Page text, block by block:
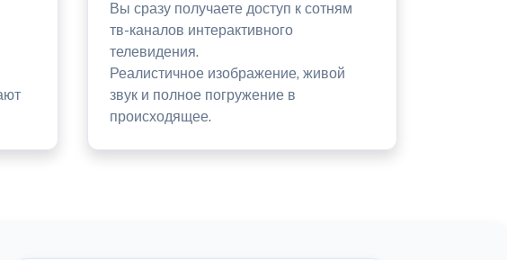
Вы сразу получаете доступ к сотням
тв-каналов интерактивного
телевидения.
Реалистичное изображение, живой
звук и полное погружение в
происходящее.